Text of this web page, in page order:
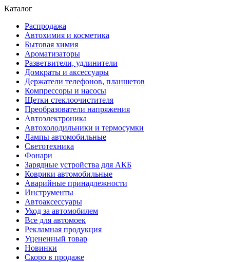
Каталог
Распродажа
Автохимия и косметика
Бытовая химия
Ароматизаторы
Разветвители, удлинители
Домкраты и аксессуары
Держатели телефонов, планшетов
Компрессоры и насосы
Щетки стеклоочистителя
Преобразователи напряжения
Автоэлектроника
Автохолодильники и термосумки
Лампы автомобильные
Светотехника
Фонари
Зарядные устройства для АКБ
Коврики автомобильные
Аварийные принадлежности
Инструменты
Автоаксессуары
Уход за автомобилем
Все для автомоек
Рекламная продукция
Уцененный товар
Новинки
Скоро в продаже